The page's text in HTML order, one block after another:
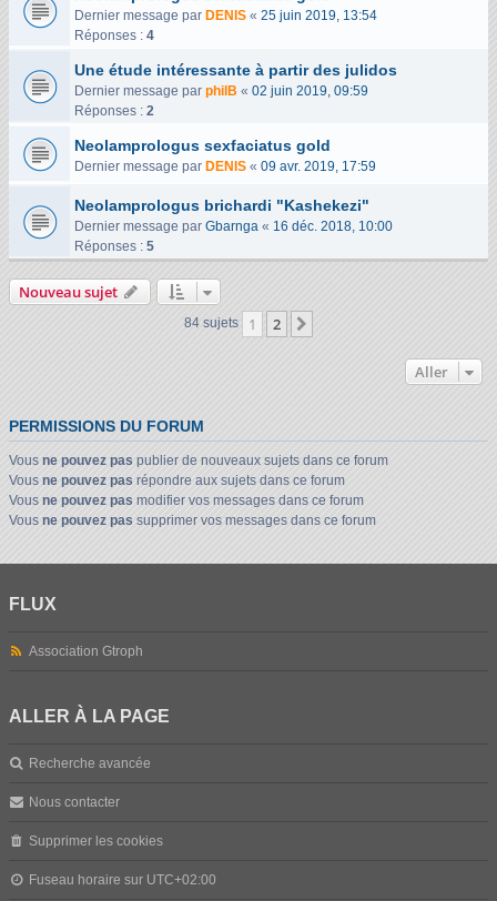
Dernier message par DENIS « 25 juin 2019, 13:54
Réponses : 4
Une étude intéressante à partir des julidos
Dernier message par philB « 02 juin 2019, 09:59
Réponses : 2
Neolamprologus sexfaciatus gold
Dernier message par DENIS « 09 avr. 2019, 17:59
Neolamprologus brichardi "Kashekezi"
Dernier message par Gbarnga « 16 déc. 2018, 10:00
Réponses : 5
Nouveau sujet
84 sujets 1 2
Aller
PERMISSIONS DU FORUM
Vous ne pouvez pas publier de nouveaux sujets dans ce forum
Vous ne pouvez pas répondre aux sujets dans ce forum
Vous ne pouvez pas modifier vos messages dans ce forum
Vous ne pouvez pas supprimer vos messages dans ce forum
FLUX
Association Gtroph
ALLER À LA PAGE
Recherche avancée
Nous contacter
Supprimer les cookies
Fuseau horaire sur UTC+02:00